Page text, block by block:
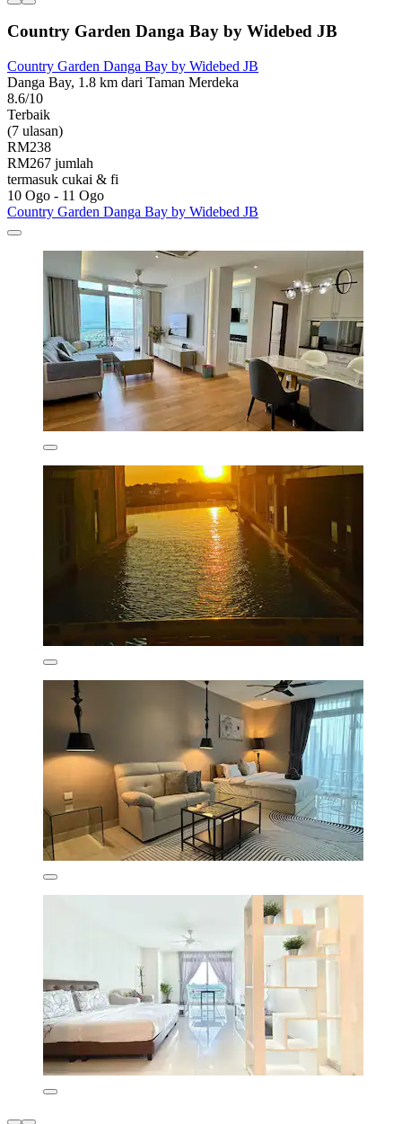
Country Garden Danga Bay by Widebed JB
Country Garden Danga Bay by Widebed JB
Danga Bay, 1.8 km dari Taman Merdeka
8.6/10
Terbaik
(7 ulasan)
RM238
RM267 jumlah
termasuk cukai & fi
10 Ogo - 11 Ogo
Country Garden Danga Bay by Widebed JB